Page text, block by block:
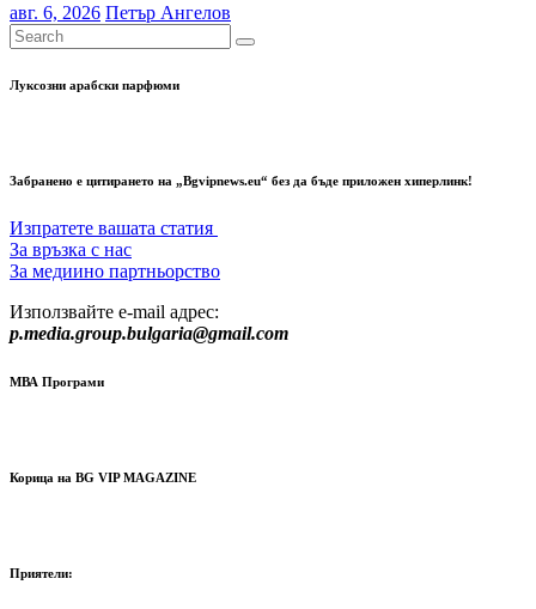
авг. 6, 2026 Петър Ангелов
Луксозни арабски парфюми
Забранено е цитирането на „Bgvipnews.eu“ без да бъде приложен хиперлинк!
Изпратете вашата статия
За връзка с нас
За медиино партньорство
Използвайте e-mail адрес:
p.media.group.bulgaria@gmail.com
МВА Програми
Корица на BG VIP MAGAZINE
Приятели: